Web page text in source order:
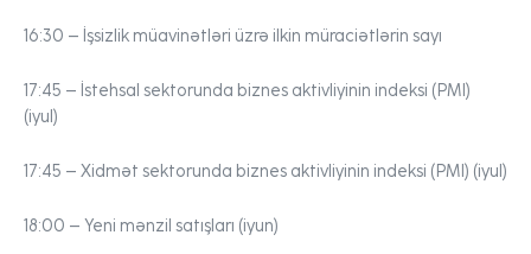
16:30 – İşsizlik müavinətləri üzrə ilkin müraciətlərin sayı
17:45 – İstehsal sektorunda biznes aktivliyinin indeksi (PMI)
(iyul)
17:45 – Xidmət sektorunda biznes aktivliyinin indeksi (PMI) (iyul)
18:00 – Yeni mənzil satışları (iyun)